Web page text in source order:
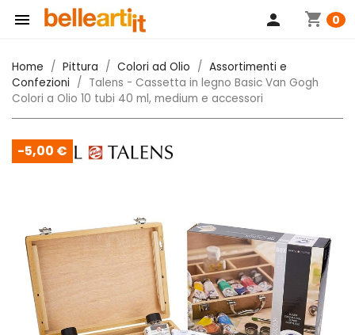
 shopping_cart 0
person
Home Pittura Colori ad Olio
Assortimenti e
Confezioni
Talens - Cassetta in legno Basic Van Gogh
Colori a Olio 10 tubi 40 ml, medium e accessori
-5,00 €